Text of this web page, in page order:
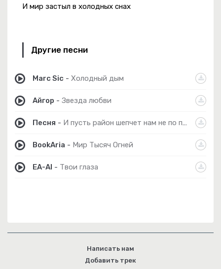
И мир застыл в холодных снах
Другие песни
Marc Sic - Холодный дым
Айгор - Звезда любви
Песня - И пусть район шепчет нам не по пути
BookAria - Мир Тысяч Огней
EA-AI - Твои глаза
Написать нам
Добавить трек